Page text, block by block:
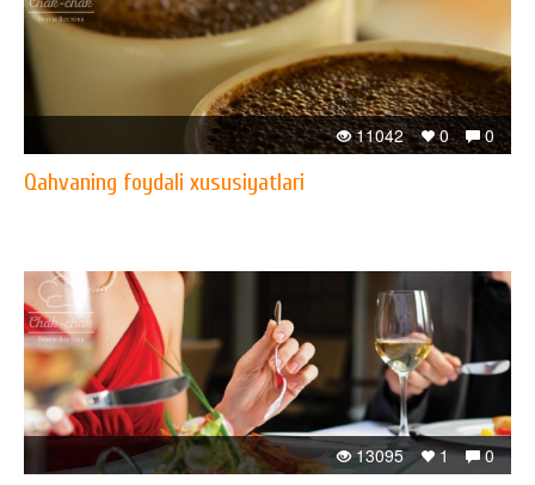
0
0
11042
Qahvaning foydali xususiyatlari
0
1
13095